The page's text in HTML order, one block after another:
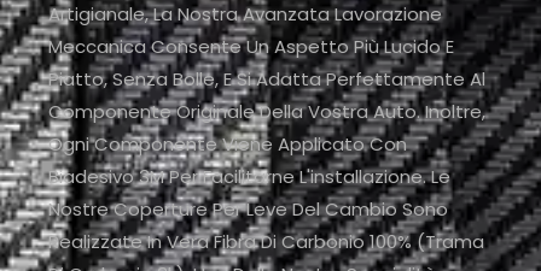
Artigianale, La Nostra Avanzata Lavorazione
Meccanica Consente Un Aspetto Più Lucido E
Piatto, Senza Bolle, E Si Adatta Perfettamente Al
Componente Originale Della Vostra Auto. Inoltre,
Ogni Componente Viene Applicato Con
Biadesivo 3M Per Facilitarne L'installazione. Le
Nostre Coperture Per Leve Del Cambio Sono
Realizzate In Vera Fibra Di Carbonio 100% (trama